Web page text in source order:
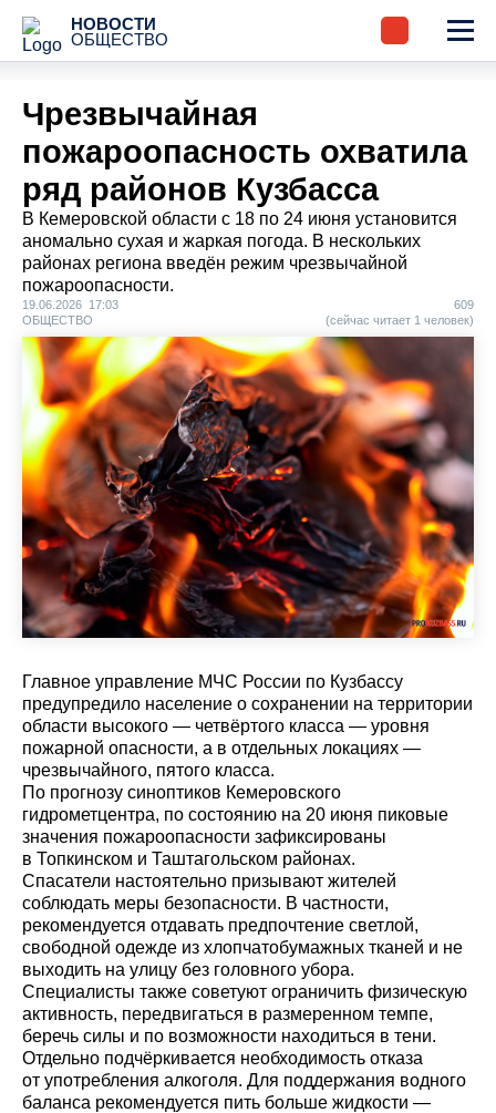
НОВОСТИ
ОБЩЕСТВО
Чрезвычайная
пожароопасность охватила
ряд районов Кузбасса
В Кемеровской области с 18 по 24 июня установится
аномально сухая и жаркая погода. В нескольких
районах региона введён режим чрезвычайной
пожароопасности.
19.06.2026 17:03
ОБЩЕСТВО
609
(сейчас читает 1 человек)
Главное управление МЧС России по Кузбассу
предупредило население о сохранении на территории
области высокого — четвёртого класса — уровня
пожарной опасности, а в отдельных локациях —
чрезвычайного, пятого класса.
По прогнозу синоптиков Кемеровского
гидрометцентра, по состоянию на 20 июня пиковые
значения пожароопасности зафиксированы
в Топкинском и Таштагольском районах.
Спасатели настоятельно призывают жителей
соблюдать меры безопасности. В частности,
рекомендуется отдавать предпочтение светлой,
свободной одежде из хлопчатобумажных тканей и не
выходить на улицу без головного убора.
Специалисты также советуют ограничить физическую
активность, передвигаться в размеренном темпе,
беречь силы и по возможности находиться в тени.
Отдельно подчёркивается необходимость отказа
от употребления алкоголя. Для поддержания водного
баланса рекомендуется пить больше жидкости —